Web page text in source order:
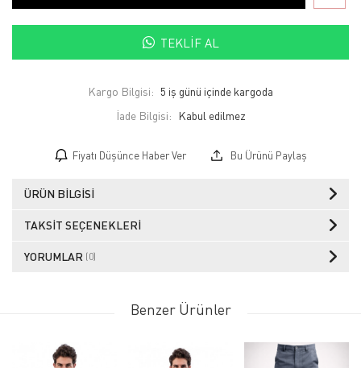
TEKLIF AL
Kargo Bilgisi: 5 iş günü içinde kargoda
İade Bilgisi:
Fiyatı Düşünce Haber Ver Bu Ürünü Paylaş
ÜRÜN BILGISI
TAKSIT SEÇENEKLERI
YORUMLAR (0)
Benzer Ürünler